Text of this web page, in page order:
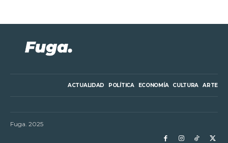
ACTUALIDAD POLÍTICA ECONOMÍA CULTURA ARTE
Fuga. 2025